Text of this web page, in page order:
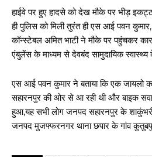
हाईवे पर हुए हादसे को देख मौके पर भीड़
ही पुलिस को मिली तुरंत ही एस आई पवन
कॉन्स्टेबल अमित भाटी ने मौके पर पहुंचकर
एंबुलेंस के माध्यम से देवबंद सामुदायिक स्वास्थ्य
एस आई पवन कुमार ने बताया कि एक जायलो
सहारनपुर की ओर से आ रही थी और बाइक
हुआ,यह सभी लोग जनपद सहारनपुर के शाकुंभरी
जनपद मुजफ्फरनगर थाना छपार के गांव